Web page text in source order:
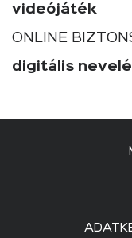
videójáték
ONLINE
digitális